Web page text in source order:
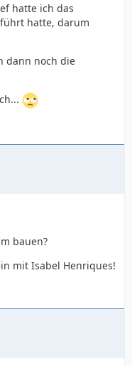
hatte ich das
hatte, darum
dann noch die
bauen?
mit Isabel Henriques!